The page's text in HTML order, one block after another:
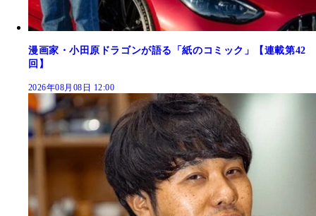
漫画家・小田原ドラゴンが語る「紙のコミック」【連載第42
回】
2026年08月08日 12:00